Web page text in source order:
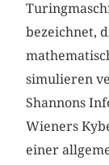
bezeichnet,
simulieren
Shannons
Wieners
einer